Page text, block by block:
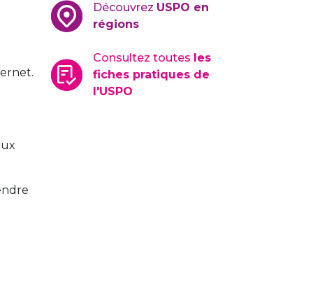
Découvrez USPO en
régions
Consultez toutes les
fiches pratiques de
l'USPO